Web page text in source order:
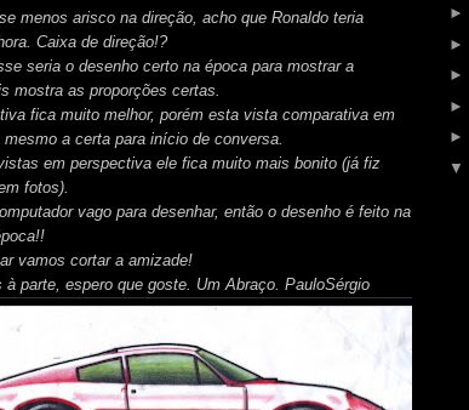
menos arisco na direção, acho que Ronaldo teria
Caixa de direção!?
seria o desenho certo na época para mostrar a
mostra as proporções certas.
fica muito melhor, porém esta vista comparativa em
a certa para início de conversa.
em perspectiva ele fica muito mais bonito (já fiz
fotos).
vago para desenhar, então o desenho é feito na
vamos cortar a amizade!
à parte, espero que goste. Um Abraço. PauloSérgio
►
►
►
►
►
▼